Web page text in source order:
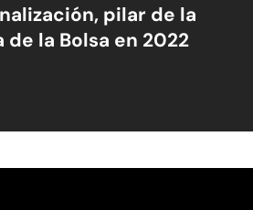
pilar de la
la Bolsa en 2022